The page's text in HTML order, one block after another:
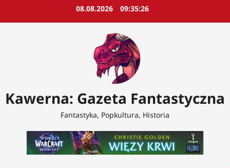
08.08.2026 09:35:28
Kawerna: Gazeta Fantastyczna
Fantastyka, Popkultura, Historia